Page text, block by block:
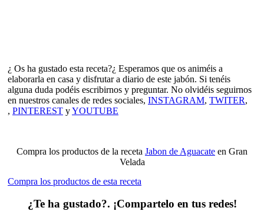
¿ Os ha gustado esta receta?¿ Esperamos que os animéis a
elaborarla en casa y disfrutar a diario de este jabón. Si tenéis
alguna duda podéis escribirnos y preguntar. No olvidéis seguirnos
en nuestros canales de redes sociales, INSTAGRAM, TWITER,
, PINTEREST yYOUTUBE
Compra los productos de la receta Jabon de Aguacate en Gran
Velada
Compra los productos de esta receta
¿Te ha gustado?. ¡Compartelo en tus redes!